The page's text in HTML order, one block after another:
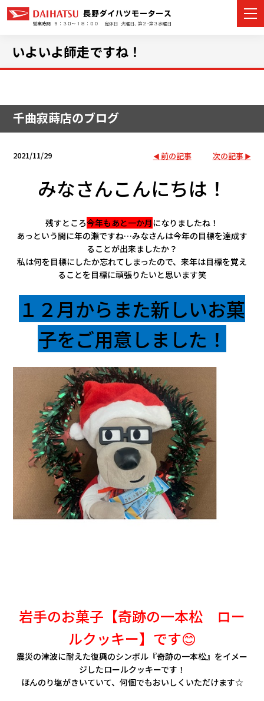
店舗情報
イベント・キャンペーン
アフターサポート
会社情報
カタ
いよいよ師走ですね！
千曲寂蒔店のブログ
2021/11/29 前の記事 次の記事
みなさんこんにちは！
残すところ今年もあと一か月になりましたね！
あっという間に年の瀬ですね…みなさんは今年の目標を達成す
ることが出来ましたか？
私は何を目標にしたか忘れてしまったので、来年は目標を覚え
ることを目標に頑張りたいと思います笑
１２月からまた新しいお菓
子をご用意しました！
岩手のお菓子【奇跡の一本松 ロー
ルクッキー】です😊
震災の津波に耐えた復興のシンボル『奇跡の一本松』をイメー
ジしたロールクッキーです！
ほんのり塩がきいていて、何個でもおいしくいただけます☆